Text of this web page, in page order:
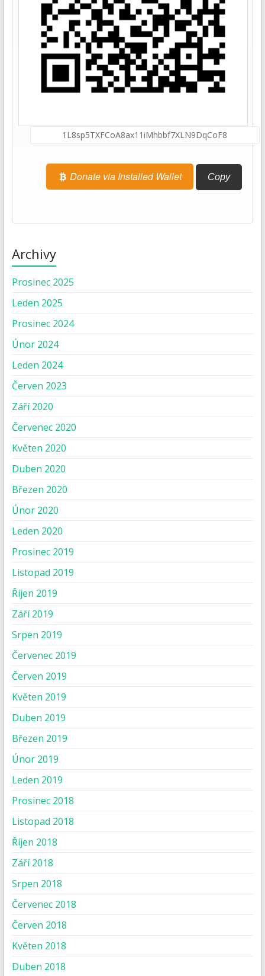
Donate via Installed Wallet Copy
Archivy
Prosinec 2025
Leden 2025
Prosinec 2024
Únor 2024
Leden 2024
Červen 2023
Září 2020
Červenec 2020
Květen 2020
Duben 2020
Březen 2020
Únor 2020
Leden 2020
Prosinec 2019
Listopad 2019
Říjen 2019
Září 2019
Srpen 2019
Červenec 2019
Červen 2019
Květen 2019
Duben 2019
Březen 2019
Únor 2019
Leden 2019
Prosinec 2018
Listopad 2018
Říjen 2018
Září 2018
Srpen 2018
Červenec 2018
Červen 2018
Květen 2018
Duben 2018